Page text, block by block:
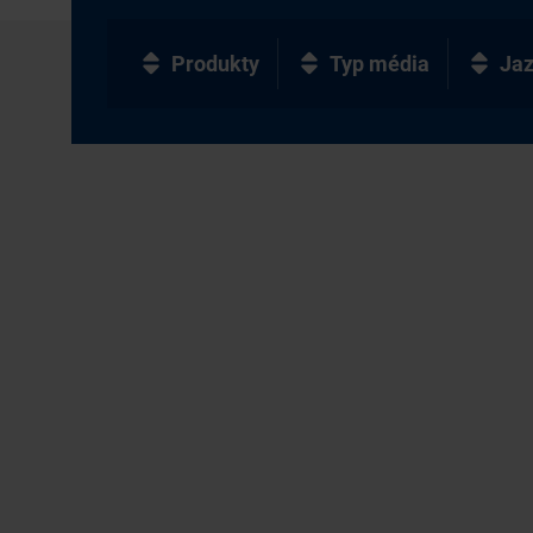
Produkty Typ média